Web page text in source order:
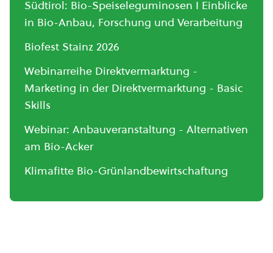
Südtirol: Bio-Speiseleguminosen I Einblicke
in Bio-Anbau, Forschung und Verarbeitung
Biofest Stainz 2026
Webinarreihe Direktvermarktung -
Marketing in der Direktvermarktung - Basic
Skills
Webinar: Anbauveranstaltung - Alternativen
am Bio-Acker
Klimafitte Bio-Grünlandbewirtschaftung